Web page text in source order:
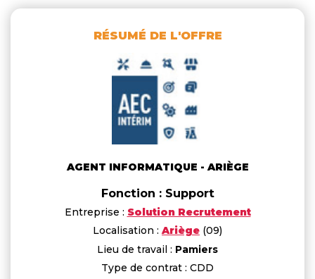
RÉSUMÉ DE L'OFFRE
AGENT INFORMATIQUE - ARIÈGE
Fonction : Support
Entreprise : Solution Recrutement
Localisation : Ariège (09)
Lieu de travail : Pamiers
Type de contrat : CDD